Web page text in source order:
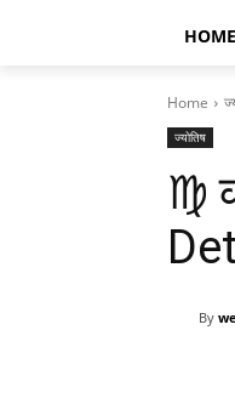
HOME
Home
ज्योतिष
♍
By